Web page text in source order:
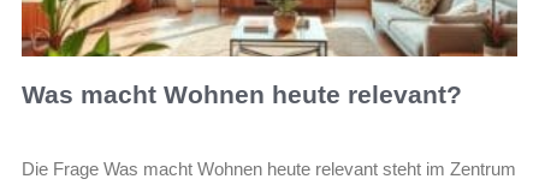
Was macht Wohnen heute relevant?
Die Frage Was macht Wohnen heute relevant steht im Zentrum